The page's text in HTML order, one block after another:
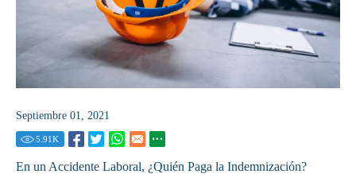
Septiembre 01, 2021
5.91K
En un Accidente Laboral, ¿Quién Paga la Indemnización?